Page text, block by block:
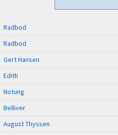
Radbod
Radbod
Gert Hansen
Edith
Notung
Belliver
August Thyssen